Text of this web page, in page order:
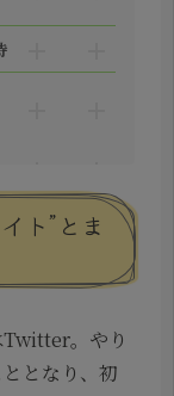
ト”とま
Twitter。やり
となり、初